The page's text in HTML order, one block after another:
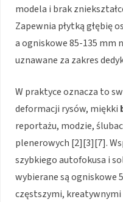
modela i brak
Zapewnia płytką głębię
a ogniskowe 85-135 mm
uznawane za zakres
W praktyce oznacza to
deformacji rysów, miękki
reportażu, modzie,
plenerowych [2][3][7].
szybkiego autofokusa i
wybierane są ogniskowe
częstszymi,